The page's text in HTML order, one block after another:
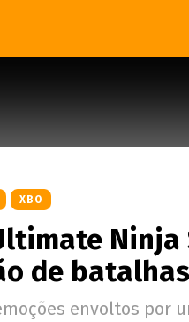
XBO
Ninja
de batalhas
envoltos por